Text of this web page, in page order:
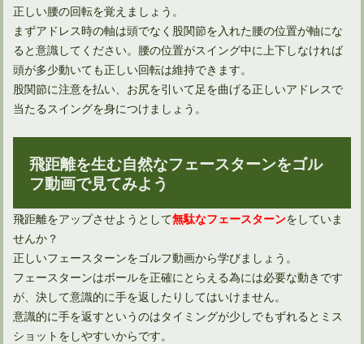
正しい腰の回転を覚えましょう。
まずアドレス時の軸は頭でなく股関節を入れた腰の位置が軸にな
ると意識してください。腰の位置がスイング中に上下しなければ
頭が多少動いても正しい回転は維持できます。
股関節に注意を払い、お尻を引いて足を曲げる正しいアドレスで
当たるスイングを身につけましょう。
飛距離を生む自然なフェースターンをゴル
フ動画で見てみよう
飛距離をアップさせようとして無駄なフェースターンをしていま
せんか？
正しいフェースターンをゴルフ動画から学びましょう。
フェースターンはボールを正確にとらえる為には必要な動きです
が、決して意識的に手を返したりしてはいけません。
意識的に手を返すというのはタイミングが少しでもずれるとミス
ショットをしやすいからです。